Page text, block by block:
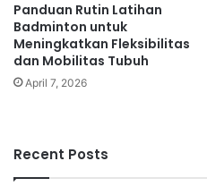
Panduan Rutin Latihan
Badminton untuk
Meningkatkan Fleksibilitas
dan Mobilitas Tubuh
April 7, 2026
Recent Posts